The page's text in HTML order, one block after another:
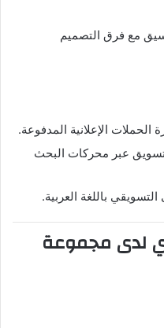
مع فرق التصميم
الإعلانية المدفوعة.
عبر محركات البحث
باللغة العربية.
لدى مجموعة